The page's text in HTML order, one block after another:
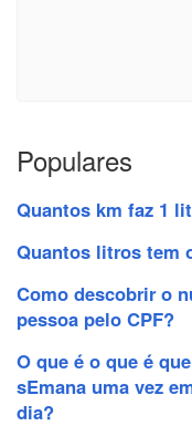
Populares
Quantos km faz 1
Quantos litros tem
Como descobrir o
pessoa pelo CPF?
O que é o que é
sEmana uma vez
dia?